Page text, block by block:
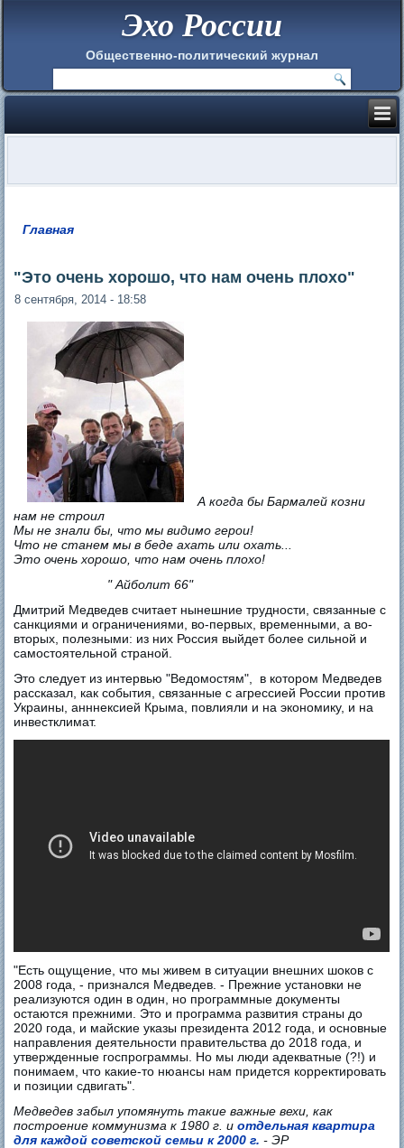
Эхо России
Общественно-политический журнал
Главная
"Это очень хорошо, что нам очень плохо"
8 сентября, 2014 - 18:58
А когда бы Бармалей козни
нам не строил
Мы не знали бы, что мы видимо герои!
Что не станем мы в беде ахать или охать...
Это очень хорошо, что нам очень плохо!
" Айболит 66"
Дмитрий Медведев считает нынешние трудности, связанные с
санкциями и ограничениями, во-первых, временными, а во-
вторых, полезными: из них Россия выйдет более сильной и
самостоятельной страной.
Это следует из интервью "Ведомостям", в котором Медведев
рассказал, как события, связанные с агрессией России против
Украины, анннексией Крыма, повлияли и на экономику, и на
инвестклимат.
"Есть ощущение, что мы живем в ситуации внешних шоков с
2008 года, - признался Медведев. - Прежние установки не
реализуются один в один, но программные документы
остаются прежними. Это и программа развития страны до
2020 года, и майские указы президента 2012 года, и основные
направления деятельности правительства до 2018 года, и
утвержденные госпрограммы. Но мы люди адекватные (?!) и
понимаем, что какие-то нюансы нам придется корректировать
и позиции сдвигать".
Медведев забыл упомянуть такие важные вехи, как
построение коммунизма к 1980 г. иотдельная квартира
для каждой советской семьи к 2000 г. - ЭР